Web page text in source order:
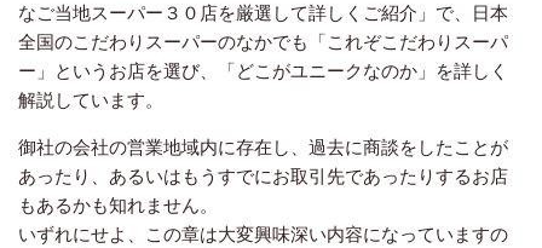
なご当地スーパー３０店を厳選して詳しくご紹介」で、日本
全国のこだわりスーパーのなかでも「これぞこだわりスーパ
ー」というお店を選び、「どこがユニークなのか」を詳しく
解説しています。
御社の会社の営業地域内に存在し、過去に商談をしたことが
あったり、あるいはもうすでにお取引先であったりするお店
もあるかも知れません。
いずれにせよ、この章は大変興味深い内容になっていますの